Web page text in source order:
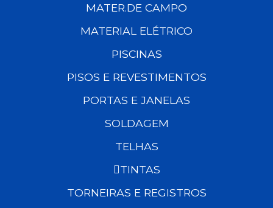
MATER.DE CAMPO
MATERIAL ELÉTRICO
PISCINAS
PISOS E REVESTIMENTOS
PORTAS E JANELAS
SOLDAGEM
TELHAS
TINTAS
TORNEIRAS E REGISTROS